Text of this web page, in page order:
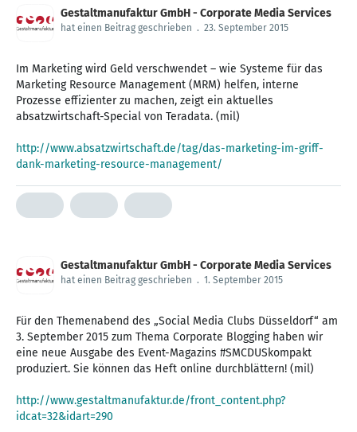
Gestaltmanufaktur GmbH - Corporate Media Services
hat einen Beitrag geschrieben . 23. September 2015
Im Marketing‬ wird Geld verschwendet – wie Systeme für das
Marketing Resource Management (MRM‬) helfen, interne
Prozesse effizienter zu machen, zeigt ein aktuelles
‪absatzwirtschaft‬-Special von ‪‎Teradata‬. (mil)
http://www.absatzwirtschaft.de/tag/das-marketing-im-griff-
dank-marketing-resource-management/
Gestaltmanufaktur GmbH - Corporate Media Services
hat einen Beitrag geschrieben . 1. September 2015
Für den Themenabend des „Social Media Clubs Düsseldorf“ am
3. September 2015 zum Thema Corporate ‪Blogging‬ haben wir
eine neue Ausgabe des Event-Magazins ‪#‎SMCDUSkompakt‬
produziert. Sie können das Heft online durchblättern! (mil)
http://www.gestaltmanufaktur.de/front_content.php?
idcat=32&idart=290